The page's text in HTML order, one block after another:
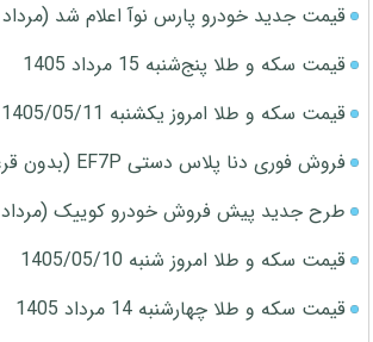
قیمت جدید خودرو پارس نوآ اعلام شد (مرداد 1405)
قیمت سکه و طلا پنج‌شنبه 15 مرداد 1405
قیمت سکه و طلا امروز یکشنبه 1405/05/11
فروش فوری دنا پلاس دستی EF7P (بدون قرعه کشی)
طرح جدید پیش فروش خودرو کوییک (مرداد 1405)
قیمت سکه و طلا امروز شنبه 1405/05/10
قیمت سکه و طلا چهارشنبه 14 مرداد 1405